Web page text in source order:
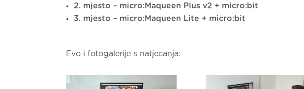
2. mjesto – micro:Maqueen Plus v2 + micro:bit
3. mjesto – micro:Maqueen Lite + micro:bit
Evo i fotogalerije s natjecanja: